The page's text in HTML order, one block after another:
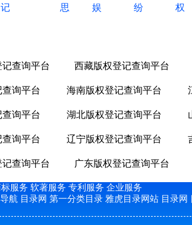
记 思 娱 纷 权
查询平台 西藏版权登记查询平台
查询平台 海南版权登记查询平台
询平台 湖北版权登记查询平台
询平台 辽宁版权登记查询平台
查询平台 广东版权登记查询平台
服务 软著服务 专利服务 企业服务
航 目录网 第一分类目录 雅虎目录网站 目录网